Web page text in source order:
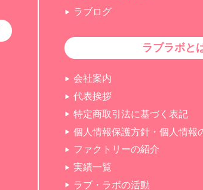
ラブログ
ラブラボと
会社案内
代表挨拶
特定商取引法に基づく表記
個人情報保護方針・個人情報
ファクトリーの紹介
実績一覧
ラブ・ラボの活動